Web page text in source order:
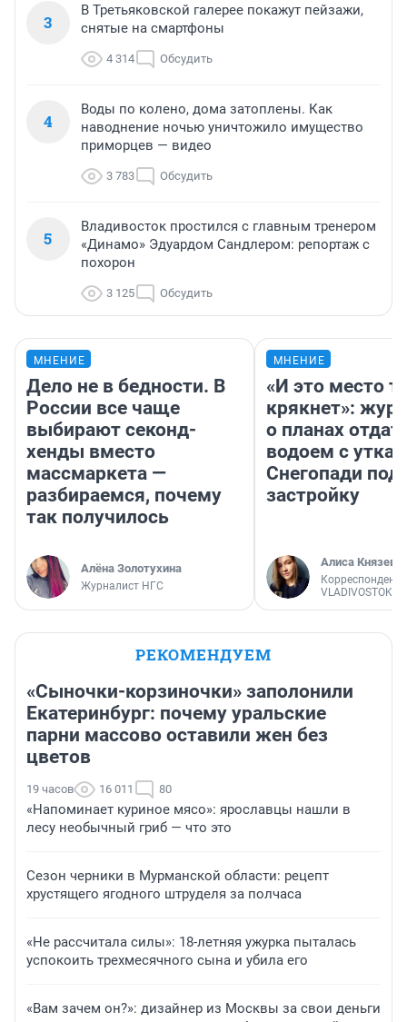
3
В Третьяковской галерее покажут пейзажи,
снятые на смартфоны
4 314 Обсудить
4
Воды по колено, дома затоплены. Как
наводнение ночью уничтожило имущество
приморцев — видео
3 783 Обсудить
5
Владивосток простился с главным тренером
«Динамо» Эдуардом Сандлером: репортаж с
похорон
3 125 Обсудить
МНЕНИЕ
Дело не в бедности. В
России все чаще
выбирают секонд-
хенды вместо
массмаркета —
разбираемся, почему
так получилось
Алёна Золотухина
Журналист НГС
МНЕНИЕ
«И это место
крякнет»:
о планах
водоем с
Снегопади под
застройку
Алиса Князева
Корреспондент
РЕКОМЕНДУЕМ
«Сыночки-корзиночки» заполонили
Екатеринбург: почему уральские
парни массово оставили жен без
цветов
19 часов 16 011 80
«Напоминает куриное мясо»: ярославцы нашли в
лесу необычный гриб — что это
Сезон черники в Мурманской области: рецепт
хрустящего ягодного штруделя за полчаса
«Не рассчитала силы»: 18-летняя ужурка пыталась
успокоить трехмесячного сына и убила его
«Вам зачем он?»: дизайнер из Москвы за свои деньги